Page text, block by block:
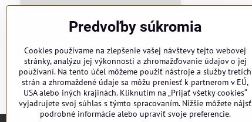
PIVO
MEME
Predvoľby súkromia
Cookies používame na zlepšenie vašej návštevy tejto webovej
stránky, analýzu jej výkonnosti a zhromažďovanie údajov o jej
používaní. Na tento účel môžeme použiť nástroje a služby tretích
strán a zhromaždené údaje sa môžu preniesť k partnerom v EÚ,
USA alebo iných krajinách. Kliknutím na „Prijať všetky cookies“
vyjadrujete svoj súhlas s týmto spracovaním. Nižšie môžete nájsť
podrobné informácie alebo upraviť svoje preferencie.